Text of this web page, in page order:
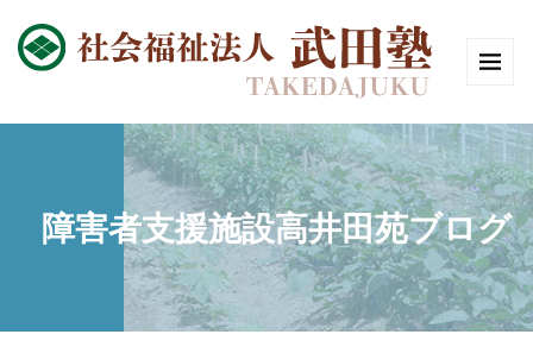
障害者支援施設高井田苑ブログ